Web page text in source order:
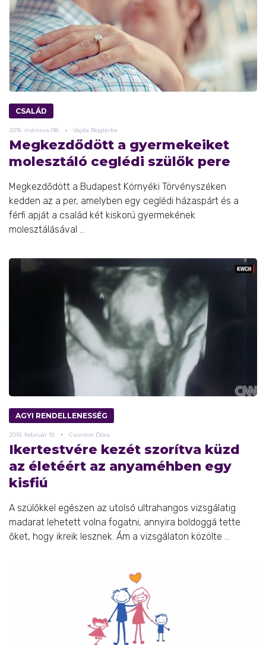
CSALÁD
2016. március 08. Vajda Boglárka
Megkezdődött a gyermekeiket
molesztáló ceglédi szülők pere
Megkezdődött a Budapest Környéki Törvényszéken
kedden az a per, amelyben egy ceglédi házaspárt és a
férfi apját a család két kiskorú gyermekének
molesztálásával ...
AGYI RENDELLENESSÉG
2016. február 19. Csontos Dóra
Ikertestvére kezét szorítva küzd
az életéért az anyaméhben egy
kisfiú
A szülőkkel egészen az utolsó ultrahangos vizsgálatig
madarat lehetett volna fogatni, annyira boldoggá tette
őket, hogy ikreik lesznek. Ám a vizsgálaton közölte ...